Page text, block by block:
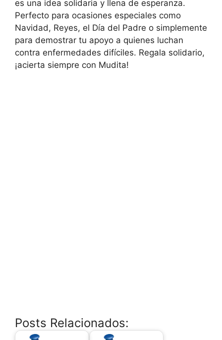
es una idea solidaria y llena de esperanza.
Perfecto para ocasiones especiales como
Navidad, Reyes, el Día del Padre o simplemente
para demostrar tu apoyo a quienes luchan
contra enfermedades difíciles. Regala solidario,
¡acierta siempre con Mudita!
Posts Relacionados: